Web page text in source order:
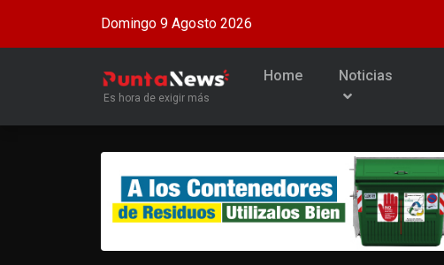
Domingo 9 Agosto 2026
Es hora de exigir más
Home Noticias